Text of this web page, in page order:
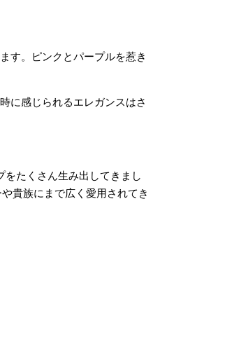
す。ピンクとパープルを惹き
に感じられるエレガンスはさ
たくさん生み出してきまし
貴族にまで広く愛用されてき